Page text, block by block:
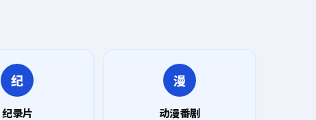
纪
纪录片
漫
动漫番剧